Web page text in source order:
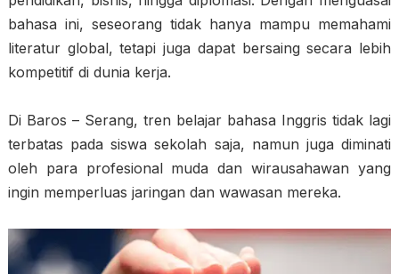
bahasa ini, seseorang tidak hanya mampu memahami
literatur global, tetapi juga dapat bersaing secara lebih
kompetitif di dunia kerja.
Di Baros – Serang, tren belajar bahasa Inggris tidak lagi
terbatas pada siswa sekolah saja, namun juga diminati
oleh para profesional muda dan wirausahawan yang
ingin memperluas jaringan dan wawasan mereka.